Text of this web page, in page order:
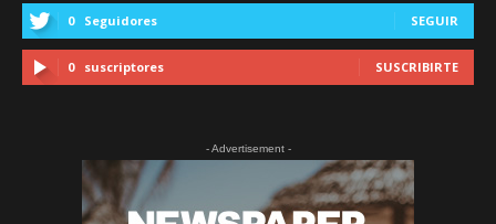
0 Seguidores SEGUIR
0 suscriptores SUSCRIBIRTE
- Advertisement -